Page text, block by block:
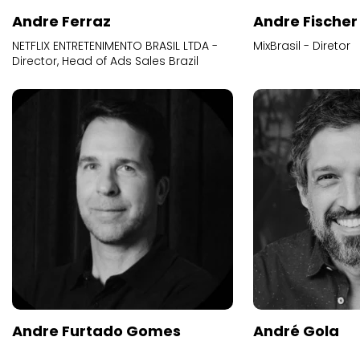
Andre Ferraz
NETFLIX ENTRETENIMENTO BRASIL LTDA -
Director, Head of Ads Sales Brazil
Andre Fischer
MixBrasil - Diretor
Andre Furtado Gomes André Gola